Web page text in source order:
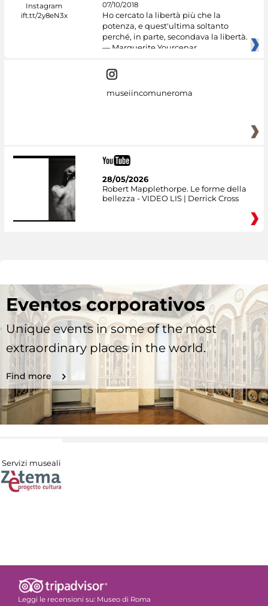
07/10/2018
Ho cercato la libertà più che la
potenza, e quest'ultima soltanto
perché, in parte, secondava la libertà.
— Marguerite Yourcenar
museiincomuneroma
28/05/2026
Robert Mapplethorpe. Le forme della
bellezza - VIDEO LIS | Derrick Cross
Eventos corporativos
Unique events in some of the most
extraordinary places in the world.
Find more
Servizi museali
Leggi le recensioni su: Museo di Roma